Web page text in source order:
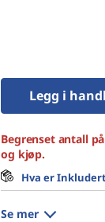
Legg i
Begrenset antall
og kjøp.
Hva er
Se mer